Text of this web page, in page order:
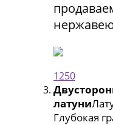
1250
латуни
Глубокая